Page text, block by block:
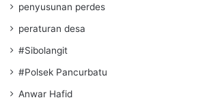
penyusunan perdes
peraturan desa
#Sibolangit
#Polsek Pancurbatu
Anwar Hafid